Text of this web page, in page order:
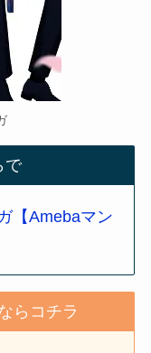
で
【Amebaマン
らコチラ